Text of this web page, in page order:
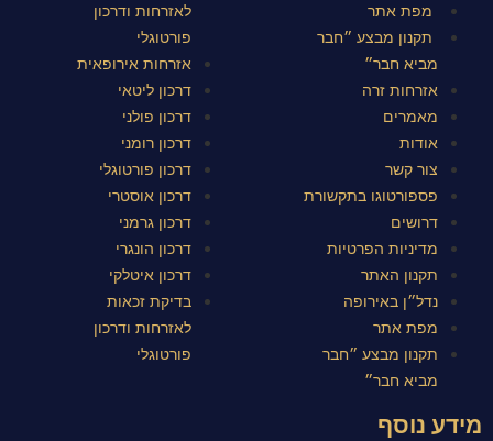
מפת אתר
תקנון מבצע ״חבר
מביא חבר״
אזרחות זרה
מאמרים
אודות
צור קשר
פספורטוגו בתקשורת
דרושים
מדיניות הפרטיות
תקנון האתר
נדל״ן באירופה
מפת אתר
תקנון מבצע ״חבר
מביא חבר״
לאזרחות ודרכון
פורטוגלי
אזרחות אירופאית
דרכון ליטאי
דרכון פולני
דרכון רומני
דרכון פורטוגלי
דרכון אוסטרי
דרכון גרמני
דרכון הונגרי
דרכון איטלקי
בדיקת זכאות
לאזרחות ודרכון
פורטוגלי
מידע נוסף